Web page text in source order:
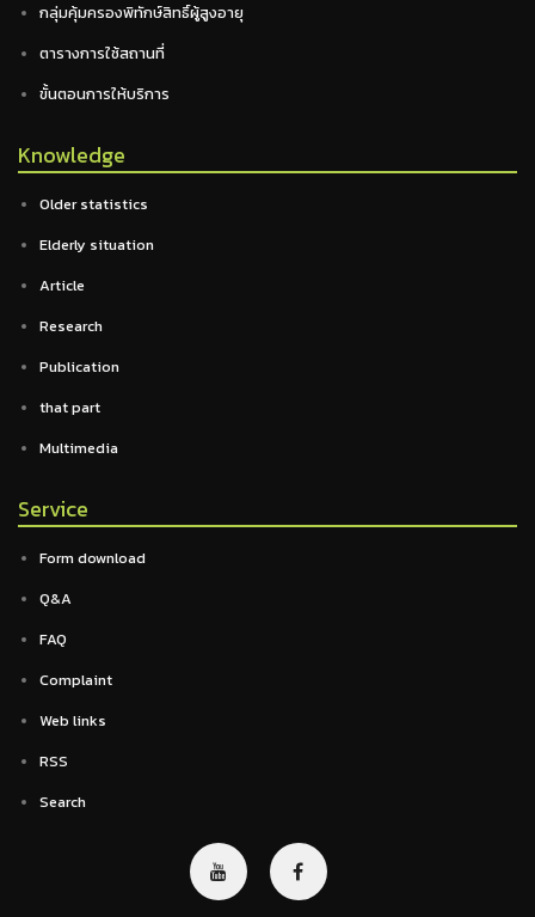
กลุ่มคุ้มครองพิทักษ์สิทธิ์ผู้สูงอายุ
ตารางการใช้สถานที่
ขั้นตอนการให้บริการ
Knowledge
Older statistics
Elderly situation
Article
Research
Publication
that part
Multimedia
Service
Form download
Q&A
FAQ
Complaint
Web links
RSS
Search